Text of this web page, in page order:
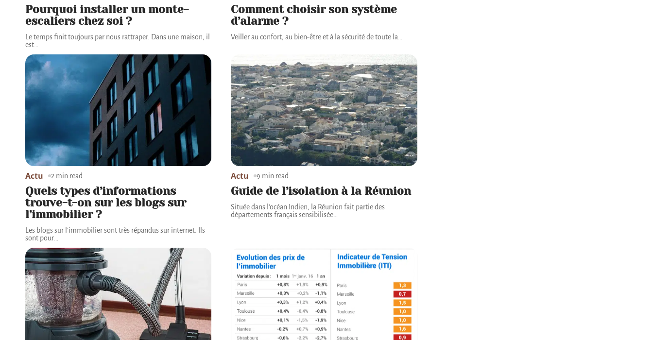
Pourquoi installer un monte-
escaliers chez soi ?
Le temps finit toujours par nous rattraper. Dans une maison, il
est
Comment choisir son système
d’alarme ?
Veiller au confort, au bien-être et à la sécurité de toute la
Quels types d’informations
trouve-t-on sur les blogs sur
l’immobilier ?
Les blogs sur l’immobilier sont très répandus sur internet. Ils
sont pour
Actu 2 min read
Guide de l’isolation à la Réunion
Située dans l’océan Indien, la Réunion fait partie des
départements français sensibilisée
Actu 9 min read